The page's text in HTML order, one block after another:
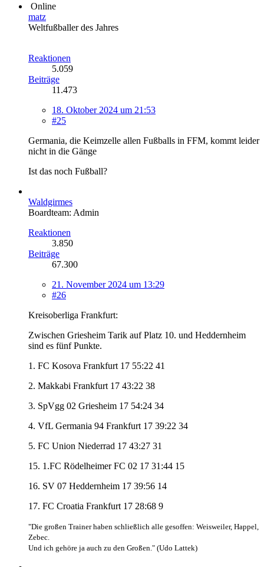
Online
matz
Weltfußballer des Jahres
Reaktionen
5.059
Beiträge
11.473
18. Oktober 2024 um 21:53
#25
Germania, die Keimzelle allen Fußballs in FFM, kommt leider
nicht in die Gänge
Ist das noch Fußball?
Waldgirmes
Boardteam: Admin
Reaktionen
3.850
Beiträge
67.300
21. November 2024 um 13:29
#26
Kreisoberliga Frankfurt:
Zwischen Griesheim Tarik auf Platz 10. und Heddernheim
sind es fünf Punkte.
1. FC Kosova Frankfurt 17 55:22 41
2. Makkabi Frankfurt 17 43:22 38
3. SpVgg 02 Griesheim 17 54:24 34
4. VfL Germania 94 Frankfurt 17 39:22 34
5. FC Union Niederrad 17 43:27 31
15. 1.FC Rödelheimer FC 02 17 31:44 15
16. SV 07 Heddernheim 17 39:56 14
17. FC Croatia Frankfurt 17 28:68 9
"Die großen Trainer haben schließlich alle gesoffen: Weisweiler, Happel,
Zebec.
Und ich gehöre ja auch zu den Großen." (Udo Lattek)